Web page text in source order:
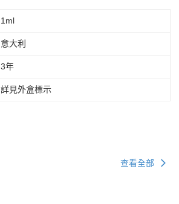
1ml
意大利
3年
詳見外盒標示
查看全部